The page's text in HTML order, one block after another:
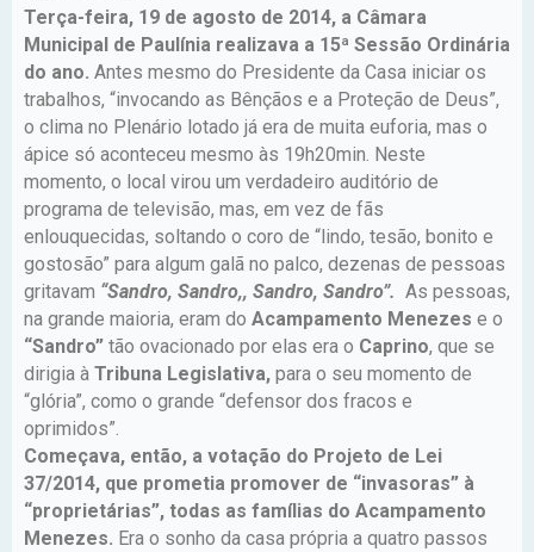
Terça-feira, 19 de agosto de 2014, a Câmara
Municipal de Paulínia realizava a 15ª Sessão Ordinária
do ano. Antes mesmo do Presidente da Casa iniciar os
trabalhos, “invocando as Bênçãos e a Proteção de Deus”,
o clima no Plenário lotado já era de muita euforia, mas o
ápice só aconteceu mesmo às 19h20min. Neste
momento, o local virou um verdadeiro auditório de
programa de televisão, mas, em vez de fãs
enlouquecidas, soltando o coro de “lindo, tesão, bonito e
gostosão” para algum galã no palco, dezenas de pessoas
gritavam “Sandro, Sandro,, Sandro, Sandro”. As pessoas,
na grande maioria, eram do Acampamento Menezes e o
“Sandro” tão ovacionado por elas era o Caprino, que se
dirigia à Tribuna Legislativa, para o seu momento de
“glória”, como o grande “defensor dos fracos e
oprimidos”.
Começava, então, a votação do Projeto de Lei
37/2014, que prometia promover de “invasoras” à
“proprietárias”, todas as famílias do Acampamento
Menezes. Era o sonho da casa própria a quatro passos